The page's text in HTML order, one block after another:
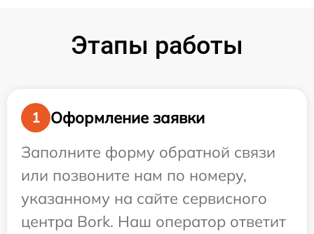
Этапы работы
1
Оформление заявки
Заполните форму обратной связи
или позвоните нам по номеру,
указанному на сайте сервисного
центра Bork. Наш оператор ответит